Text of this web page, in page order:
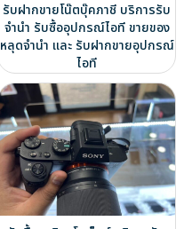
รับฝากขายโน๊ตบุ๊คภาชี บริการรับ
จำนำ รับซื้ออุปกรณ์ไอที ขายของ
หลุดจำนำ และ รับฝากขายอุปกรณ์
ไอที